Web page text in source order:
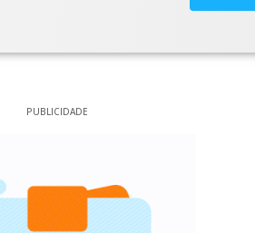
PUBLICIDADE